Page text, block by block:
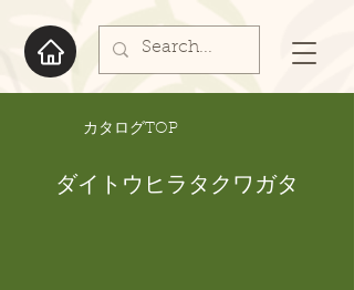
​カタログTOP
ダイトウヒラタクワガタ